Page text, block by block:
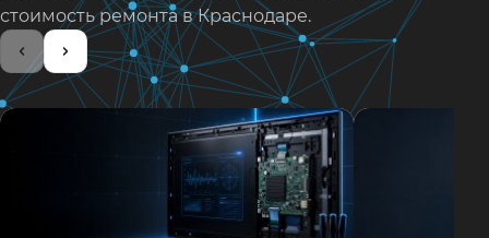
стоимость ремонта в Краснодаре.